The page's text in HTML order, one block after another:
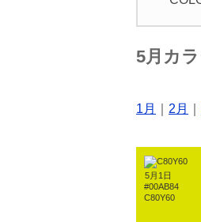
5月カ
1月 2月
5月1日
#00AB84
C80Y60